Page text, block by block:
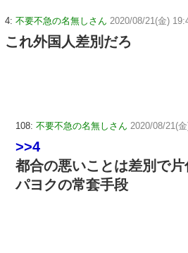
4: 不要不急の名無しさん 2020/08/21(金)
これ外国人差別だろ
108: 不要不急の名無しさん 2020/08/21(
>>4
都合の悪いことは差別で片
パヨクの常套手段